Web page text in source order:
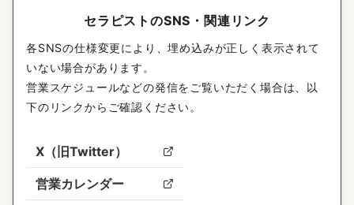
セラピストのSNS・関連リンク
各SNSの仕様変更により、埋め込みが正しく表示されて
いない場合があります。
営業スケジュールなどの発信をご覧いただく場合は、以
下のリンクからご確認ください。
X（旧Twitter）
営業カレンダー